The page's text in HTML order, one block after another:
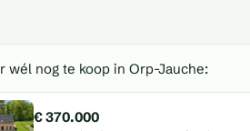
wél nog te koop in Orp-Jauche:
€ 370.000